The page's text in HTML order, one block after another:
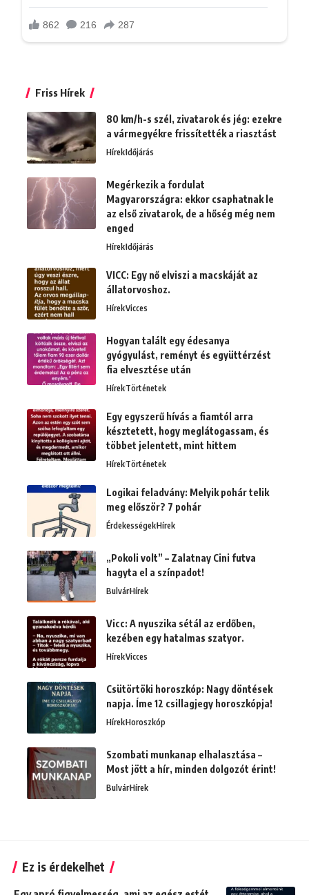
Friss Hírek
80 km/h-s szél, zivatarok és jég: ezekre
a vármegyékre frissítették a riasztást
HírekIdőjárás
Megérkezik a fordulat
Magyarországra: ekkor csaphatnak le
az első zivatarok, de a hőség még nem
enged
HírekIdőjárás
VICC: Egy nő elviszi a macskáját az
állatorvoshoz.
HírekVicces
Hogyan talált egy édesanya
gyógyulást, reményt és együttérzést
fia elvesztése után
HírekTörténetek
Egy egyszerű hívás a fiamtól arra
késztetett, hogy meglátogassam, és
többet jelentett, mint hittem
HírekTörténetek
Logikai feladvány: Melyik pohár telik
meg először? 7 pohár
ÉrdekességekHírek
„Pokoli volt” – Zalatnay Cini futva
hagyta el a színpadot!
BulvárHírek
Vicc: A nyuszika sétál az erdőben,
kezében egy hatalmas szatyor.
HírekVicces
Csütörtöki horoszkóp: Nagy döntések
napja. Íme 12 csillagjegy horoszkópja!
HírekHoroszkóp
Szombati munkanap elhalasztása –
Most jött a hír, minden dolgozót érint!
BulvárHírek
Ez is érdekelhet